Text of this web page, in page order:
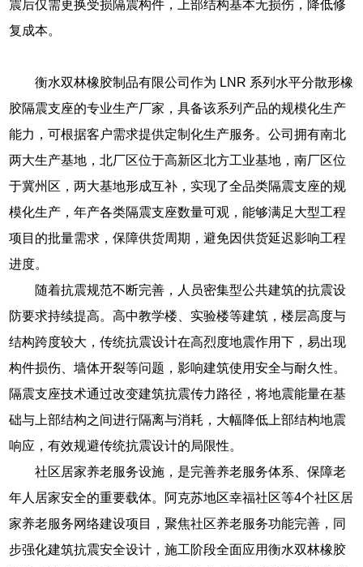
震后仅需更换受损隔震构件，上部结构基本无损伤，降低修
复成本。
衡水双林橡胶制品有限公司作为 LNR 系列水平分散形橡
胶隔震支座的专业生产厂家，具备该系列产品的规模化生产
能力，可根据客户需求提供定制化生产服务。公司拥有南北
两大生产基地，北厂区位于高新区北方工业基地，南厂区位
于冀州区，两大基地形成互补，实现了全品类隔震支座的规
模化生产，年产各类隔震支座数量可观，能够满足大型工程
项目的批量需求，保障供货周期，避免因供货延迟影响工程
进度。
随着抗震规范不断完善，人员密集型公共建筑的抗震设
防要求持续提高。高中教学楼、实验楼等建筑，楼层高度与
结构跨度较大，传统抗震设计在高烈度地震作用下，易出现
构件损伤、墙体开裂等问题，影响建筑使用安全与耐久性。
隔震支座技术通过改变建筑抗震传力路径，将地震能量在基
础与上部结构之间进行隔离与消耗，大幅降低上部结构地震
响应，有效规避传统抗震设计的局限性。
社区居家养老服务设施，是完善养老服务体系、保障老
年人居家安全的重要载体。阿克苏地区幸福社区等4个社区居
家养老服务网络建设项目，聚焦社区养老服务功能完善，同
步强化建筑抗震安全设计，施工阶段全面应用衡水双林橡胶